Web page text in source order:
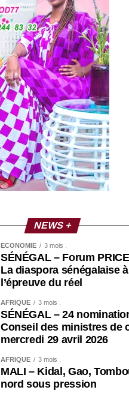
NEWS +
ECONOMIE 3 mois .
SÉNÉGAL – Forum
La diaspora sénégalaise à
l’épreuve du réel
AFRIQUE 3 mois .
SÉNÉGAL – 24
Conseil des ministres de
mercredi 29 avril 2026
AFRIQUE 3 mois .
MALI – Kidal, Gao,
nord sous pression